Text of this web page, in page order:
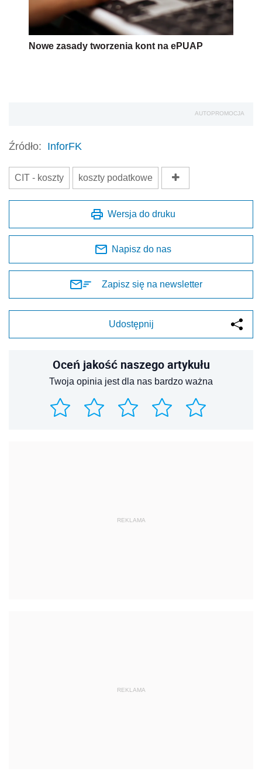
Nowe zasady tworzenia kont na ePUAP
AUTOPROMOCJA
Źródło: InforFK
CIT - koszty koszty podatkowe
Wersja do druku
Napisz do nas
Zapisz się na newsletter
Udostępnij
Oceń jakość naszego artykułu
Twoja opinia jest dla nas bardzo ważna
REKLAMA
REKLAMA